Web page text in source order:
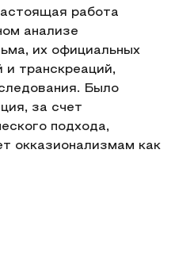
работа
анализе
их официальных
и транскреаций,
Было
за счет
подхода,
окказионализмам как